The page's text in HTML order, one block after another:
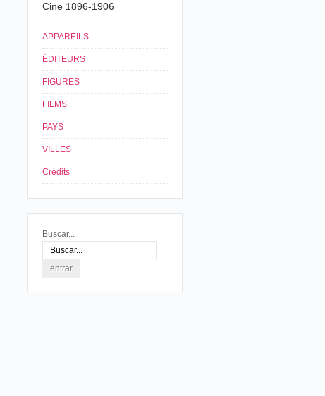
Cine 1896-1906
APPAREILS
ÉDITEURS
FIGURES
FILMS
PAYS
VILLES
Crédits
Buscar...